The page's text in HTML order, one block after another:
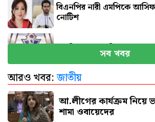
বিএনপির নারী এমপিকে
নোটিশ
সব বিমানবন্দরে নিরাপত্তা
এসএসসি পরীক্ষার ফল
সব খবর
আরও খবর:জাতীয়
আ.লীগের কার্যক্রম নিয়ে
শামা ওবায়েদের